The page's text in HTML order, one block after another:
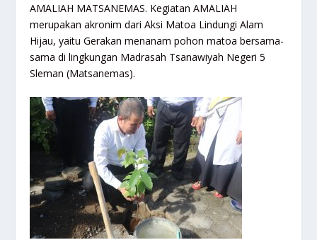
AMALIAH MATSANEMAS. Kegiatan AMALIAH
merupakan akronim dari Aksi Matoa Lindungi Alam
Hijau, yaitu Gerakan menanam pohon matoa bersama-
sama di lingkungan Madrasah Tsanawiyah Negeri 5
Sleman (Matsanemas).